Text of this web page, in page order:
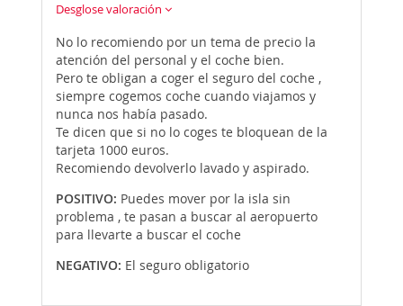
Desglose valoración
No lo recomiendo por un tema de precio la
atención del personal y el coche bien.
Pero te obligan a coger el seguro del coche ,
siempre cogemos coche cuando viajamos y
nunca nos había pasado.
Te dicen que si no lo coges te bloquean de la
tarjeta 1000 euros.
Recomiendo devolverlo lavado y aspirado.
POSITIVO: Puedes mover por la isla sin
problema , te pasan a buscar al aeropuerto
para llevarte a buscar el coche
NEGATIVO: El seguro obligatorio